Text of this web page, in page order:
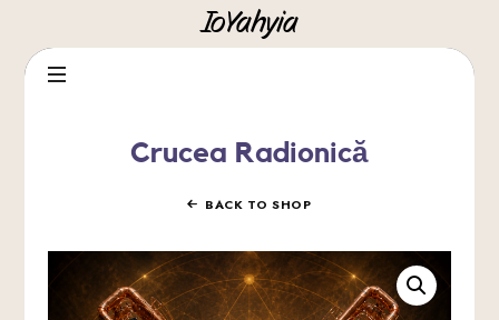
IoYahyia
IoYahyia
Crucea Radionică
BACK TO SHOP